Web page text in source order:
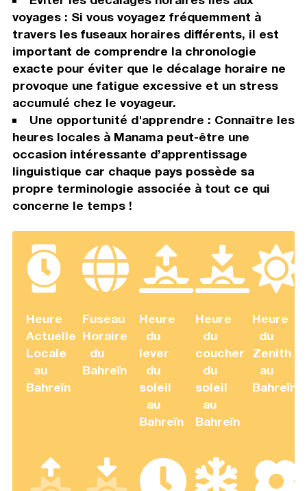
voyages : Si vous voyagez fréquemment à
travers les fuseaux horaires différents, il est
important de comprendre la chronologie
exacte pour éviter que le décalage horaire ne
provoque une fatigue excessive et un stress
accumulé chez le voyageur.
Une opportunité d'apprendre : Connaître les
heures locales à Manama peut-être une
occasion intéressante d’apprentissage
linguistique car chaque pays possède sa
propre terminologie associée à tout ce qui
concerne le temps !
Heure
Actuelle
Locale
au
Bahreïn
Fuseau
Horaire
du
Bahreïn
Heure
du
lever
du
soleil
au
Bahreïn
Heure
du
coucher
du
soleil
au
Bahreïn
Heure
du
Zenith
au
Bahreïn